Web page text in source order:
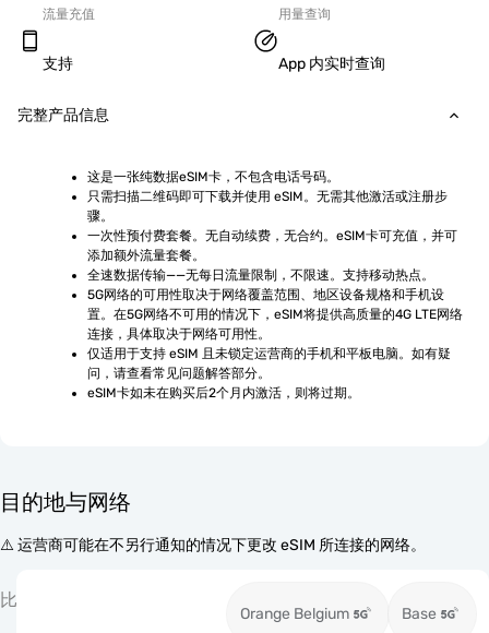
流量充值
支持
用量查询
App 内实时查询
完整产品信息
这是一张纯数据eSIM卡，不包含电话号码。
只需扫描二维码即可下载并使用 eSIM。无需其他激活或注册步
骤。
一次性预付费套餐。无自动续费，无合约。eSIM卡可充值，并可
添加额外流量套餐。
全速数据传输——无每日流量限制，不限速。支持移动热点。
5G网络的可用性取决于网络覆盖范围、地区设备规格和手机设
置。在5G网络不可用的情况下，eSIM将提供高质量的4G LTE网络
连接，具体取决于网络可用性。
仅适用于支持 eSIM 且未锁定运营商的手机和平板电脑。如有疑
问，请查看常见问题解答部分。
eSIM卡如未在购买后2个月内激活，则将过期。
目的地与网络
⚠️ 运营商可能在不另行通知的情况下更改 eSIM 所连接的网络。
比
Orange Belgium Base